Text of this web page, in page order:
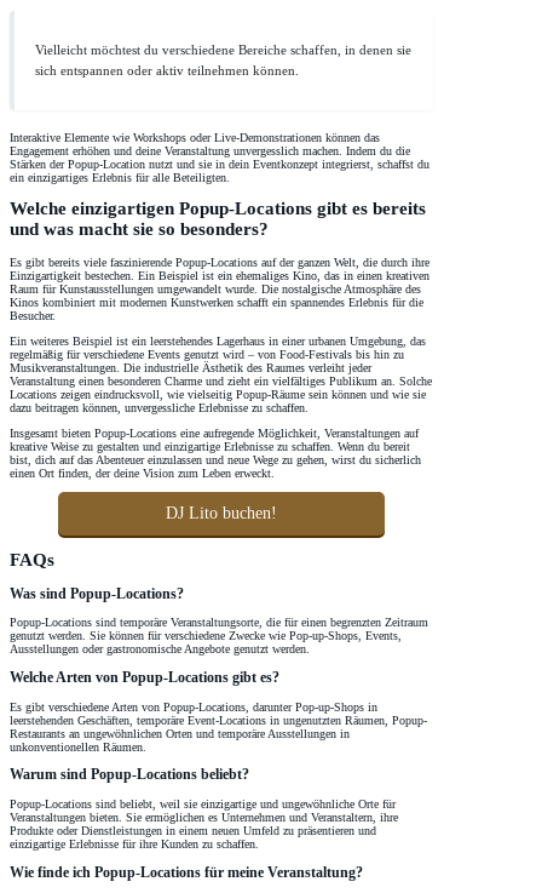
Vielleicht möchtest du verschiedene Bereiche schaffen, in denen sie
sich entspannen oder aktiv teilnehmen können.
Interaktive Elemente wie Workshops oder Live-Demonstrationen können das
Engagement erhöhen und deine Veranstaltung unvergesslich machen. Indem du die
Stärken der Popup-Location nutzt und sie in dein Eventkonzept integrierst, schaffst du
ein einzigartiges Erlebnis für alle Beteiligten.
Welche einzigartigen Popup-Locations gibt es bereits
und was macht sie so besonders?
Es gibt bereits viele faszinierende Popup-Locations auf der ganzen Welt, die durch ihre
Einzigartigkeit bestechen. Ein Beispiel ist ein ehemaliges Kino, das in einen kreativen
Raum für Kunstausstellungen umgewandelt wurde. Die nostalgische Atmosphäre des
Kinos kombiniert mit modernen Kunstwerken schafft ein spannendes Erlebnis für die
Besucher.
Ein weiteres Beispiel ist ein leerstehendes Lagerhaus in einer urbanen Umgebung, das
regelmäßig für verschiedene Events genutzt wird – von Food-Festivals bis hin zu
Musikveranstaltungen. Die industrielle Ästhetik des Raumes verleiht jeder
Veranstaltung einen besonderen Charme und zieht ein vielfältiges Publikum an. Solche
Locations zeigen eindrucksvoll, wie vielseitig Popup-Räume sein können und wie sie
dazu beitragen können, unvergessliche Erlebnisse zu schaffen.
Insgesamt bieten Popup-Locations eine aufregende Möglichkeit, Veranstaltungen auf
kreative Weise zu gestalten und einzigartige Erlebnisse zu schaffen. Wenn du bereit
bist, dich auf das Abenteuer einzulassen und neue Wege zu gehen, wirst du sicherlich
einen Ort finden, der deine Vision zum Leben erweckt.
DJ Lito buchen!
FAQs
Was sind Popup-Locations?
Popup-Locations sind temporäre Veranstaltungsorte, die für einen begrenzten Zeitraum
genutzt werden. Sie können für verschiedene Zwecke wie Pop-up-Shops, Events,
Ausstellungen oder gastronomische Angebote genutzt werden.
Welche Arten von Popup-Locations gibt es?
Es gibt verschiedene Arten von Popup-Locations, darunter Pop-up-Shops in
leerstehenden Geschäften, temporäre Event-Locations in ungenutzten Räumen, Popup-
Restaurants an ungewöhnlichen Orten und temporäre Ausstellungen in
unkonventionellen Räumen.
Warum sind Popup-Locations beliebt?
Popup-Locations sind beliebt, weil sie einzigartige und ungewöhnliche Orte für
Veranstaltungen bieten. Sie ermöglichen es Unternehmen und Veranstaltern, ihre
Produkte oder Dienstleistungen in einem neuen Umfeld zu präsentieren und
einzigartige Erlebnisse für ihre Kunden zu schaffen.
Wie finde ich Popup-Locations für meine Veranstaltung?